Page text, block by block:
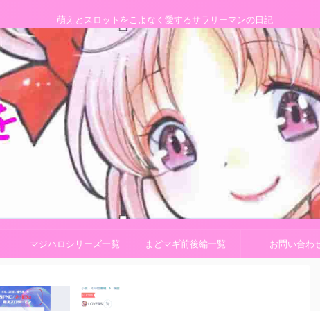
萌えとスロットをこよなく愛するサラリーマンの日記
マジハロシリーズ一覧 まどマギ前後編一覧 お問い合わ